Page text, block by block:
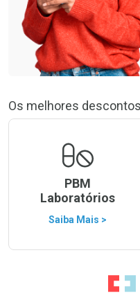
Os melhores
PBM
Laboratórios
Saiba Mais >
Ir para